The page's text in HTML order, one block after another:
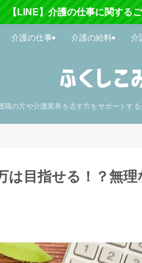
【LINE】介護の仕事に関する
職の方や介護業界を志す方をサポートす
介護の仕事 介護の給料 介
は目指せる！？無